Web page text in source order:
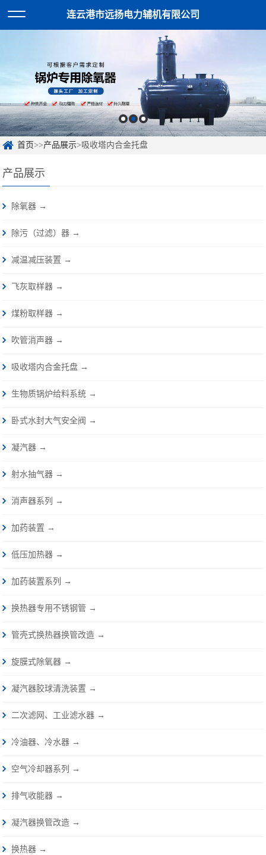
连云港市远扬电力辅机有限公司
首页>>产品展示>吸收塔内合金托盘
产品展示
除氧器 →
除污（过滤）器 →
减温减压装置 →
飞灰取样器 →
煤粉取样器 →
吹管消声器 →
吸收塔内合金托盘 →
生物质锅炉给料系统 →
卧式水封大气安全阀 →
凝汽器 →
射水抽气器 →
消声器系列 →
加药装置 →
低压加热器 →
加药装置系列 →
换热器专用不锈钢管 →
管壳式换热器换管改造 →
旋膜式除氧器 →
凝汽器胶球清洗装置 →
二次滤网、工业滤水器 →
冷油器、冷水器 →
空气冷却器系列 →
排气收能器 →
凝汽器换管改造 →
换热器 →